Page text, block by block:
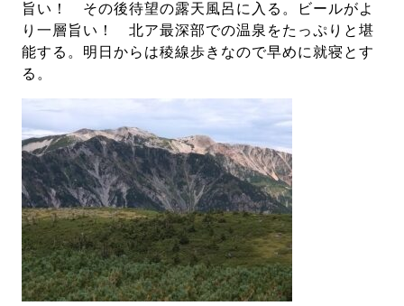
旨い！ その後待望の露天風呂に入る。ビールがよ
り一層旨い！ 北ア最深部での温泉をたっぷりと堪
能する。明日からは稜線歩きなので早めに就寝とす
る。